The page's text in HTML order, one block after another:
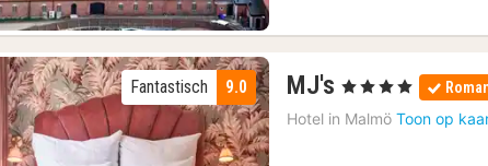
9.0
Fantastisch MJ's 1
nacht
vanaf
, 4 Sterren
Hotel in Malmö Toon op